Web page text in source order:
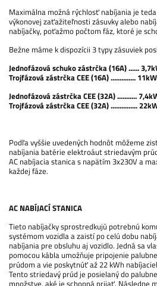
Maximálna možná rýchlosť nabíjania je
výkonovej zaťažiteľnosti zásuvky alebo
nabíjačky, poťažmo počtom fáz, ktoré je
Bežne máme k dispozícii 3 typy zásuviek
Jednofázová schuko zástrčka (16A) ......
Trojfázová zástrčka CEE (16A) .............. 11kW
Jednofázová zástrčka CEE (32A) ...........
Trojfázová zástrčka CEE (32A) ...............
Podľa vyššie uvedených hodnôt môžeme
nabíjania batérie elektroáut striedavým
AC nabíjacia stanica s napätím 3x230V a
každej fáze.
AC NABÍJACÍ STANICA
Tieto nabíjačky sprostredkujú potrebnú
systémom vozidla a zaistí po celú dobu
nabíjania pre obsluhu aj vozidlo. Jedná sa
pomocou kábla umožňuje pripojenie
prúdom a vie poskytnúť až 22 kWh
Tento striedavý prúd je posielaný do
množstve, aké je schopná prijať. Následne